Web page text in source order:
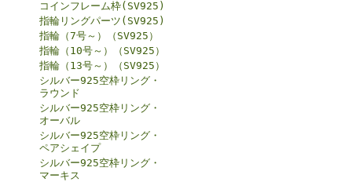
コインフレーム枠(SV925)
指輪リングパーツ(SV925)
指輪（7号～）（SV925）
指輪（10号～）（SV925）
指輪（13号～）（SV925）
シルバー925空枠リング・
ラウンド
シルバー925空枠リング・
オーバル
シルバー925空枠リング・
ペアシェイプ
シルバー925空枠リング・
マーキス